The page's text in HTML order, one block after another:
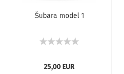
Šubara model 1
25,00 EUR